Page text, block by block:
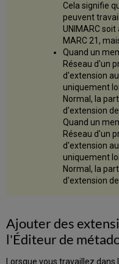
Cela signifie
peuvent
UNIMARC
MARC 21,
Quand un
Réseau d'un
d'extension
uniquement
Normal, la
d'extension
Quand un
Réseau d'un
d'extension
uniquement
Normal, la
d'extension
Ajouter des
l'Éditeur de
Lorsque vous travaillez